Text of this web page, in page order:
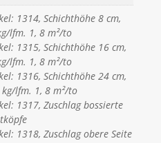
1314, Schichthöhe 8 cm,
lfm. 1, 8 m²/to
1315, Schichthöhe 16 cm,
lfm. 1, 8 m²/to
1316, Schichthöhe 24 cm,
kg/lfm. 1, 8 m²/to
1317, Zuschlag bossierte
1318, Zuschlag obere Seite